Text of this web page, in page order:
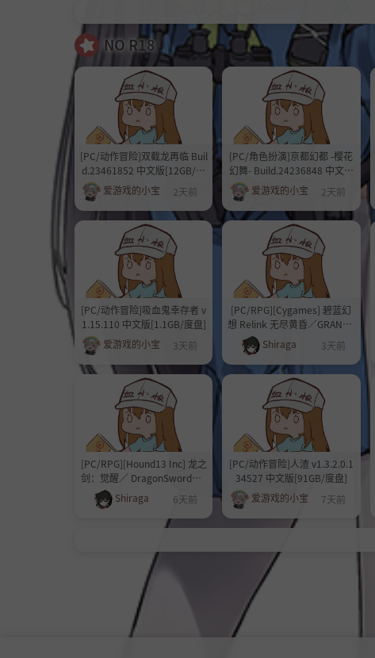
NO R18
[PC/动作冒险]双截龙再临 Buil
d.23461852 中文版[12GB/度
盘]
爱游戏的小宝 2天前
[PC/角色扮演]亰都幻都 -樱花
幻舞- Build.24236848 中文版
[25.3GB/度盘]
爱游戏的小宝 2天前
[PC/动作冒险]吸血鬼幸存者 v
1.15.110 中文版[1.1GB/度盘]
爱游戏的小宝
3天前
[PC/RPG][Cygames] 碧蓝幻
想 Relink 无尽黄昏／GRANBL
UE FANTASY： Relink V2.0.3
+全DLC [120GB][百度/夸克]
Shiraga 3天前
[PC/RPG][Hound13 Inc] 龙之
剑：觉醒／ DragonSword：A
wakening V1.0.5+全DLC+OS
T+设定集 [20GB][百度/夸克]
Shiraga 6天前
[PC/动作冒险]人渣 v1.3.2.0.1
34527 中文版[91GB/度盘]
爱游戏的小宝
7天前